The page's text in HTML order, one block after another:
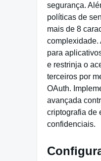
segurança.
políticas de
mais de 8
complexidade.
para
e restrinja o
terceiros por
OAuth.
avançada
criptografia de
confidenciais.